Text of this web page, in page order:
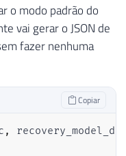
o modo padrão do
vai gerar o JSON de
fazer nenhuma
Copiar
,